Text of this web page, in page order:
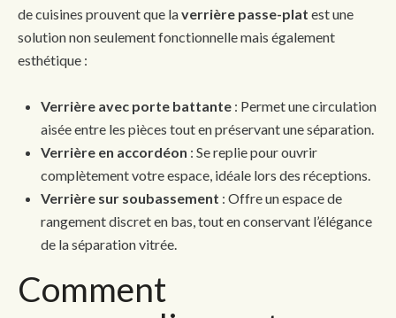
de cuisines prouvent que laverrière passe-plat est une
solution non seulement fonctionnelle mais également
esthétique :
Verrière avec porte battante : Permet une circulation
aisée entre les pièces tout en préservant une séparation.
Verrière en accordéon : Se replie pour ouvrir
complètement votre espace, idéale lors des réceptions.
Verrière sur soubassement : Offre un espace de
rangement discret en bas, tout en conservant l’élégance
de la séparation vitrée.
Comment